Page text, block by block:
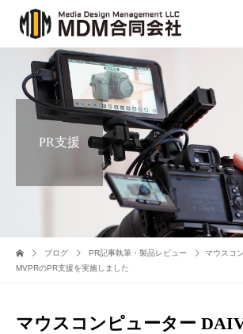
PR支援
ブログ PR記事執筆・製品レビュー
マウスコ
MVPRのPR支援を実施しました
マウスコンピューター